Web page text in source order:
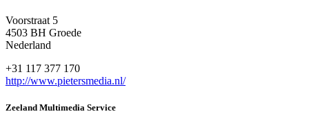
Voorstraat 5
4503 BH Groede
Nederland
+31 117 377 170
http://www.pietersmedia.nl/
Zeeland Multimedia Service